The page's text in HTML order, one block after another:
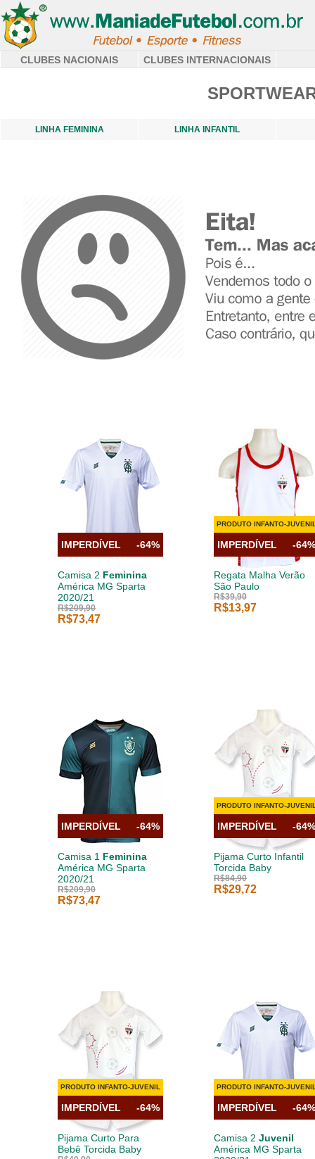
CLUBES NACIONAIS CLUBES INTERNACIONAIS
LINHA FEMININA LINHA INFANTIL
Camisa 2 Feminina
América MG Sparta
2020/21
R$209,90
R$73,47
IMPERDÍVEL -64%
Regata Malha Verão
São Paulo
R$39,90
R$13,97
IMPERDÍVEL -64%
PRODUTO INFANTO-
Camisa 1 Feminina
América MG Sparta
2020/21
R$209,90
R$73,47
IMPERDÍVEL -64%
Pijama Curto Infantil
Torcida Baby
R$84,90
R$29,72
IMPERDÍVEL -64%
PRODUTO INFANTO-
Pijama Curto Para
Bebê Torcida Baby
IMPERDÍVEL -64%
PRODUTO INFANTO-JUVENIL
Camisa 2 Juvenil
América MG Sparta
IMPERDÍVEL -64%
PRODUTO INFANTO-